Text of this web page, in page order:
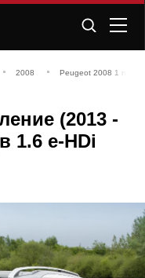
2008 Peugeot 2008 1
(2013 -
1.6 e-HDi